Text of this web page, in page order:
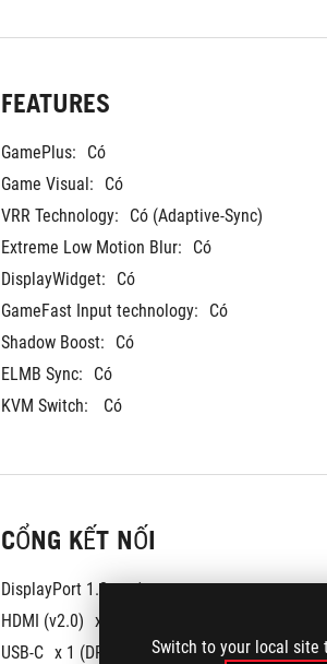
Switch to your local site
FEATURES
GamePlus:
Có
Game Visual:
Có
VRR Technology:
Có (Adaptive-Sync)
Extreme Low Motion Blur:
Có
DisplayWidget:
Có
GameFast Input technology:
Có
Shadow Boost:
Có
ELMB Sync:
Có
KVM Switch:
Có
CỔNG KẾT NỐI
DisplayPort 1.2 x 1
HDMI (v2.0) x 1
USB-C x 1 (DP Alt Mode)